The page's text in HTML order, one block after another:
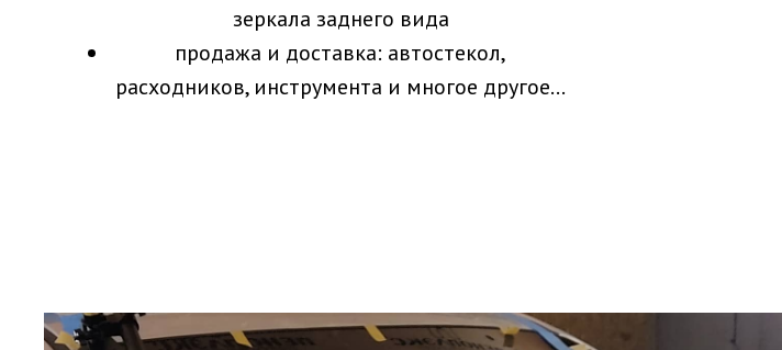
зеркала заднего вида
продажа и доставка: автостекол,
расходников, инструмента и многое другое...